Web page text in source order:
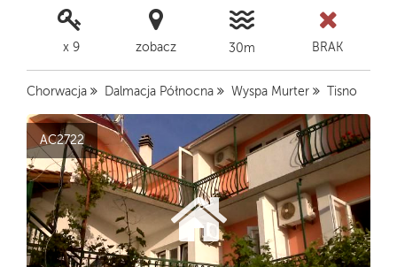
x 9 zobacz 30m BRAK
Chorwacja Dalmacja Północna Wyspa Murter Tisno
AC2722